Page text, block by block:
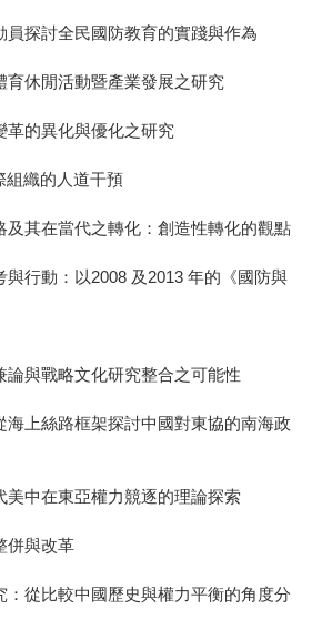
員探討全民國防教育的實踐與作為
育休閒活動暨產業發展之研究
革的異化與優化之研究
組織的人道干預
及其在當代之轉化：創造性轉化的觀點
行動：以2008 及2013 年的《國防與
論與戰略文化研究整合之可能性
海上絲路框架探討中國對東協的南海政
美中在東亞權力競逐的理論探索
併與改革
：從比較中國歷史與權力平衡的角度分